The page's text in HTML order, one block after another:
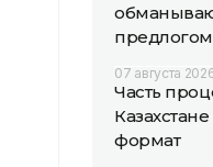
07 августа
Часть
формат